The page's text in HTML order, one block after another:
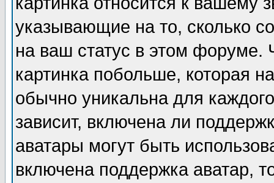
указывающие на то, сколько
на ваш статус в этом форуме.
картинка побольше, которая
обычно уникальна для
зависит, включена ли
аватары могут быть
включена поддержка аватар,